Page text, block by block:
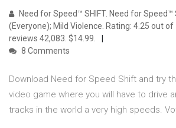
Need for Speed™ SHIFT. Need for Speed™
(Everyone); Mild Violence. Rating: 4.25 out
reviews 42,083. $14.99.
8 Comments
Download Need for Speed Shift and try
video game where you will have to drive
tracks in the world a very high speeds.